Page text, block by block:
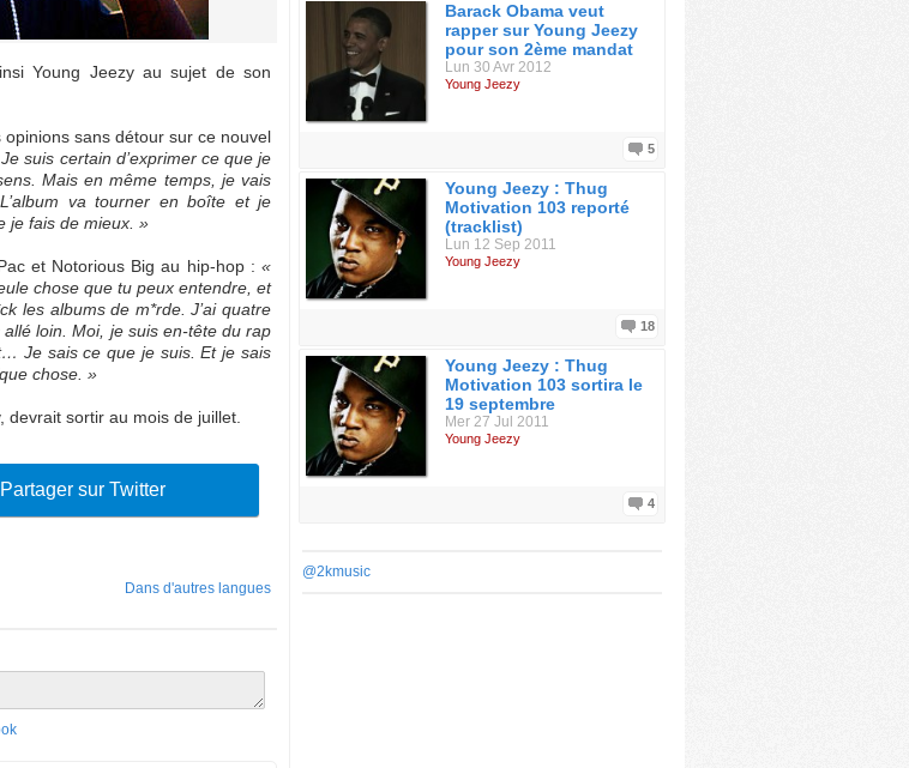
Young Jeezy au sujet de son
sans détour sur ce nouvel
suis certain d’exprimer ce que je
Mais en même temps, je vais
va tourner en boîte et je
je fais de mieux. »
et Notorious Big au hip-hop : «
chose que tu peux entendre, et
les albums de m*rde. J’ai quatre
allé loin. Moi, je suis en-tête du rap
Je sais ce que je suis. Et je sais
chose. »
devrait sortir au mois de juillet.
Partager sur Twitter
Dans d'autres langues
Barack Obama veut
rapper sur Young Jeezy
pour son 2ème mandat
Lun 30 Avr 2012
Young Jeezy
5
Young Jeezy : Thug
Motivation 103 reporté
(tracklist)
Lun 12 Sep 2011
Young Jeezy
18
Young Jeezy : Thug
Motivation 103 sortira le
19 septembre
Mer 27 Jul 2011
Young Jeezy
4
@2kmusic